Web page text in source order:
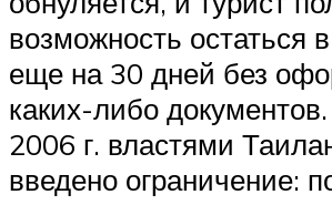
возможность остаться
еще на 30 дней без
каких-либо
2006 г. властями
введено ограничение: